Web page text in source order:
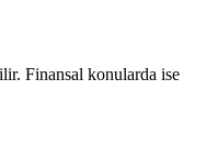
Finansal konularda ise